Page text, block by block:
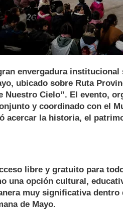
envergadura
ubicado sobre Ruta
Nuestro Cielo”. El evento,
y coordinado con el
acercar la historia, el
libre y gratuito para
una opción cultural,
muy significativa
de Mayo.